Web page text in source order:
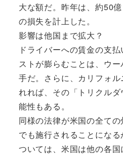
大な額だ。昨年は、約50
の損失を計上した。
影響は他国まで拡大？
ドライバーへの賃金の支
ストが膨らむことは、ウ
手だ。さらに、カリフォ
れれば、その「トリクル
能性もある。
同様の法律が米国の全て
でも施行されることにな
ついては、米国は他の各